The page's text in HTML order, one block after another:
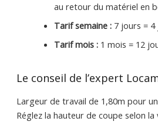
au retour du matériel en
Tarif semaine :7 jours = 4
Tarif mois :1 mois = 12
Le conseil de l’expert
Largeur de travail de 1,80m pour
Réglez la hauteur de coupe selon